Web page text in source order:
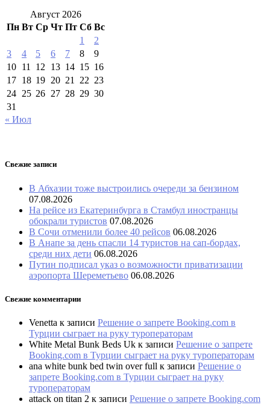
Август 2026
Пн Вт Ср Чт Пт Сб Вс
1
2
3
4 5 6 7 8
9
10 11 12 13 14 15 16
17 18 19 20 21 22 23
24 25 26 27 28 29 30
31
« Июл
Свежие записи
В Абхазии тоже выстроились очереди за бензином
07.08.2026
На рейсе из Екатеринбурга в Стамбул иностранцы
обокрали туристов 07.08.2026
В Сочи отменили более 40 рейсов 06.08.2026
В Анапе за день спасли 14 туристов на сап-бордах,
среди них дети 06.08.2026
Путин подписал указ о возможности приватизации
аэропорта Шереметьево 06.08.2026
Свежие комментарии
Venetta к записи Решение о запрете Booking.com в
Турции сыграет на руку туроператорам
White Metal Bunk Beds Uk к записи Решение о запрете
Booking.com в Турции сыграет на руку туроператорам
ana white bunk bed twin over full к записи Решение о
запрете Booking.com в Турции сыграет на руку
туроператорам
attack on titan 2 к записи Решение о запрете Booking.com